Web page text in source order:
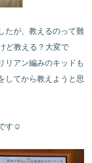
たが、教えるのって難
ど教える？大変で
リアン編みのキッドも
してから教えようと思
す☺️